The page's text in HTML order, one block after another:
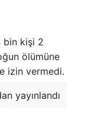
bin kişi 2
ölümüne
izin vermedi.
yayınlandı